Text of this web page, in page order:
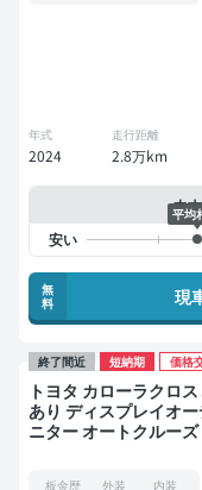
年式
2024
走行距離
2.8万km
中
平均
無
料
現
終了間近 短納期 価格
トヨタ カローラクロス ハイブリ
あり ディスプレイオ
ニター オートクルー
板金歴 外装 内装